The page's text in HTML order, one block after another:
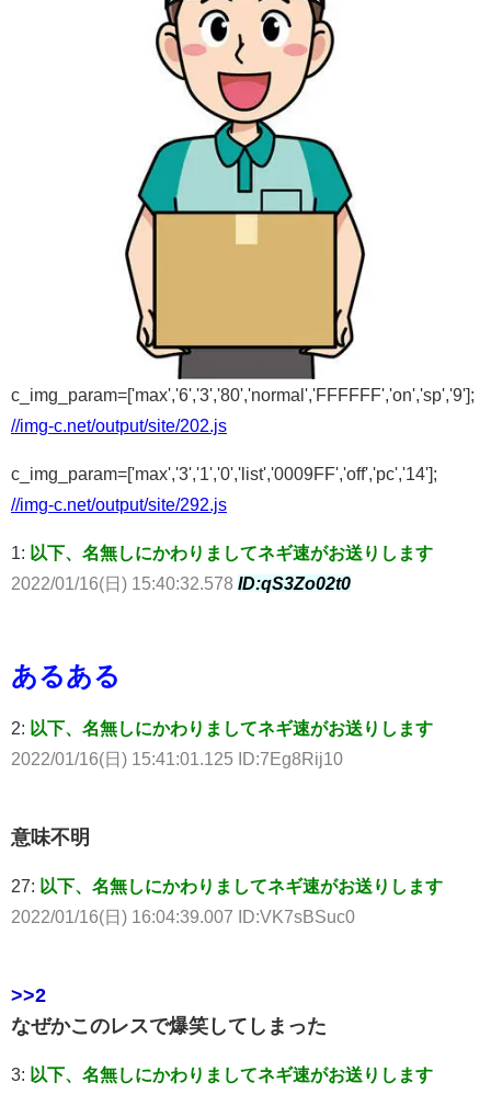
c_img_param=['max','6','3','80','normal','FFFFFF','on','sp','9'];
//img-c.net/output/site/202.js
c_img_param=['max','3','1','0','list','0009FF','off','pc','14'];
//img-c.net/output/site/292.js
1: 以下、名無しにかわりましてネギ速がお送りします
2022/01/16(日) 15:40:32.578 ID:qS3Zo02t0
あるある
2: 以下、名無しにかわりましてネギ速がお送りします
2022/01/16(日) 15:41:01.125 ID:7Eg8Rij10
意味不明
27: 以下、名無しにかわりましてネギ速がお送りします
2022/01/16(日) 16:04:39.007 ID:VK7sBSuc0
>>2
なぜかこのレスで爆笑してしまった
3: 以下、名無しにかわりましてネギ速がお送りします